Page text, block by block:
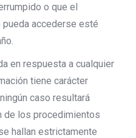
o que el
accederse esté
en respuesta a cualquier
tiene carácter
caso resultará
de los procedimientos
hallan estrictamente